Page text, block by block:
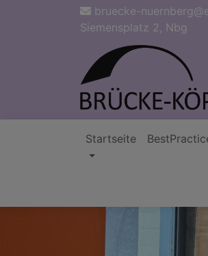
bruecke-
Siemensplatz 2, Nbg
Startseite